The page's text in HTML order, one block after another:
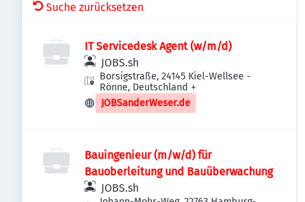
Suche zurücksetzen
IT Servicedesk Agent (w/m/d)
JOBS.sh
Borsigstraße, 24145 Kiel-Wellsee -
Rönne, Deutschland +
JOBSanderWeser.de
Bauingenieur (m/w/d) für
Bauoberleitung und Bauüberwachung
JOBS.sh